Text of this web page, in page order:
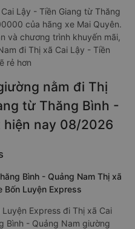
Lậy - Tiền Giang từ Thăng
của hãng xe Mai Quyên.
và chương trình khuyến mãi,
đi Thị xã Cai Lậy - Tiền
rẻ hơn
nằm đi Thị
từ Thăng Bình -
hiện nay 08/2026
Bình - Quảng Nam Thị xã
Bốn Luyện Express
Express đi Thị xã Cai
Bình - Quảng Nam giường